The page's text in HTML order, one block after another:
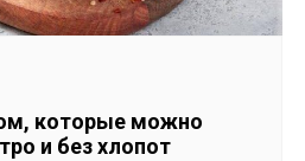
которые можно
и без хлопот